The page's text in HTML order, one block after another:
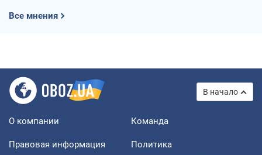
Все мнения
В начало
О компании Команда
Правовая информация
Политика